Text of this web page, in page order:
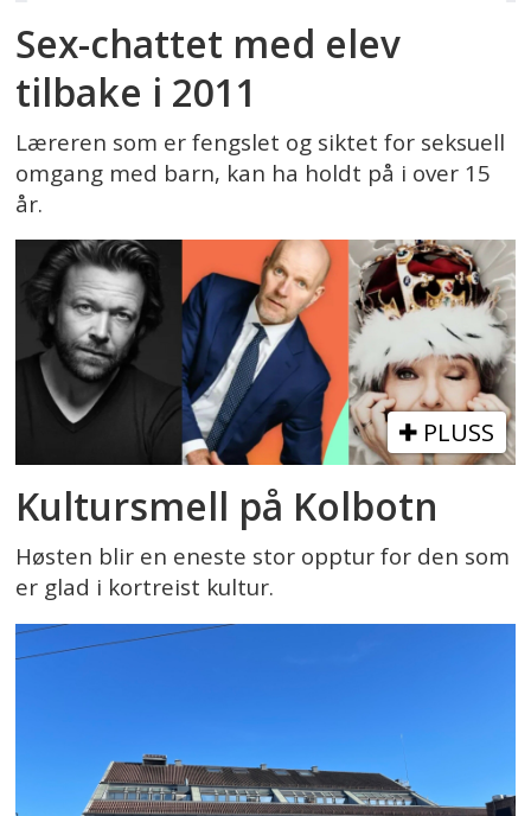
Sex-chattet med elev
tilbake i 2011
Læreren som er fengslet og siktet for seksuell
omgang med barn, kan ha holdt på i over 15
år.
PLUSS
Kultursmell på Kolbotn
Høsten blir en eneste stor opptur for den som
er glad i kortreist kultur.